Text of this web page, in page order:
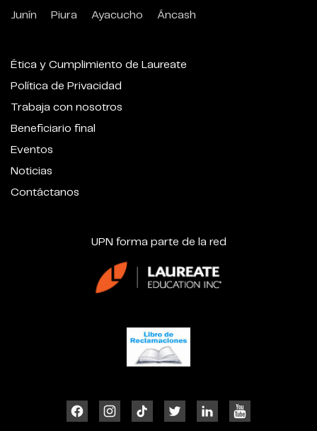
Junín
Piura Ayacucho Áncash
Ética y Cumplimiento de Laureate
Política de Privacidad
Trabaja con nosotros
Beneficiario final
Eventos
Noticias
Contáctanos
UPN forma parte de la red